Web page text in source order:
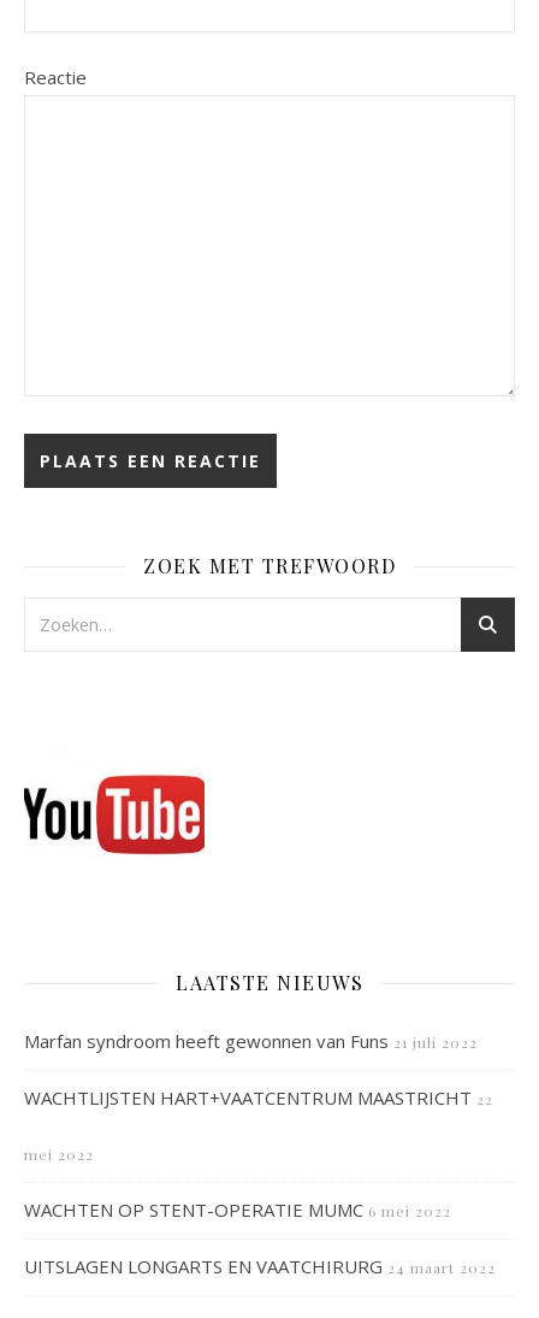
Reactie
ZOEK MET TREFWOORD
LAATSTE NIEUWS
Marfan syndroom heeft gewonnen van Funs 21 juli 2022
WACHTLIJSTEN HART+VAATCENTRUM MAASTRICHT 22
mei 2022
WACHTEN OP STENT-OPERATIE MUMC 6 mei 2022
UITSLAGEN LONGARTS EN VAATCHIRURG 24 maart 2022